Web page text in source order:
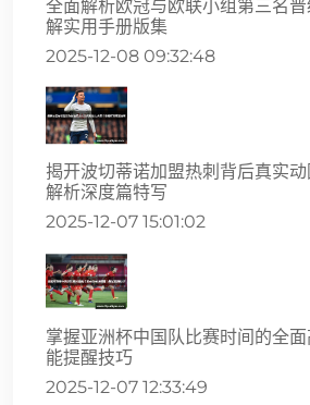
全面解析欧冠与欧联小组第三名
解实用手册版集
2025-12-08 09:32:48
揭开波切蒂诺加盟热刺背后真实
解析深度篇特写
2025-12-07 15:01:02
掌握亚洲杯中国队比赛时间的全
能提醒技巧
2025-12-07 12:33:49